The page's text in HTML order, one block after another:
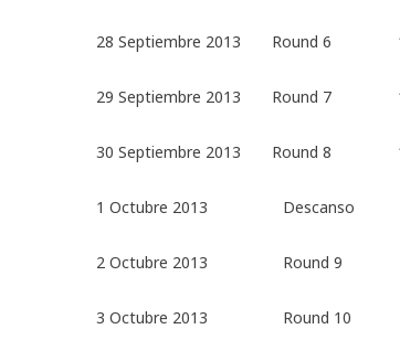
28 Septiembre 2013 Round 6
29 Septiembre 2013 Round 7
30 Septiembre 2013 Round 8
1 Octubre 2013 Descanso
2 Octubre 2013 Round 9
3 Octubre 2013 Round 10